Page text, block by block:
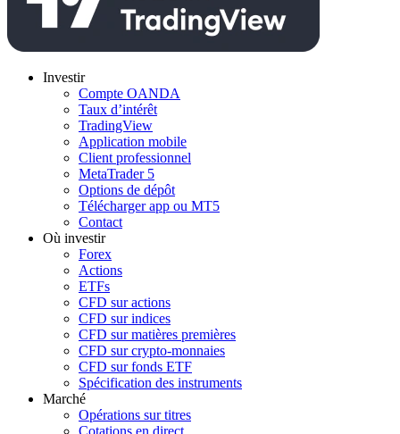
Investir
Compte OANDA
Taux d’intérêt
TradingView
Application mobile
Client professionnel
MetaTrader 5
Options de dépôt
Télécharger app ou MT5
Contact
Où investir
Forex
Actions
ETFs
CFD sur actions
CFD sur indices
CFD sur matières premières
CFD sur crypto-monnaies
CFD sur fonds ETF
Spécification des instruments
Marché
Opérations sur titres
Cotations en direct